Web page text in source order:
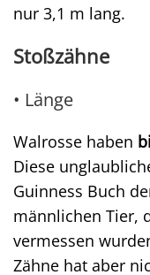
nur 3,1 m lang.
Stoßzähne
• Länge
Walrosse haben
Diese
Guinness Buch
männlichen Tier,
vermessen
Zähne hat aber